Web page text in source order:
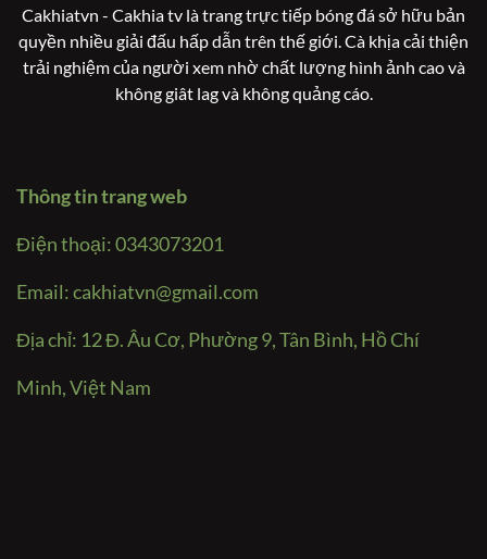
Cakhiatvn - Cakhia tv là trang trực tiếp bóng đá sở hữu bản
quyền nhiều giải đấu hấp dẫn trên thế giới. Cà khịa cải thiện
trải nghiệm của người xem nhờ chất lượng hình ảnh cao và
không giât lag và không quảng cáo.
Thông tin trang web
Điện thoại: 0343073201
Email:cakhiatvn@gmail.com
Địa chỉ: 12 Đ. Âu Cơ, Phường 9, Tân Bình, Hồ Chí
Minh, Việt Nam